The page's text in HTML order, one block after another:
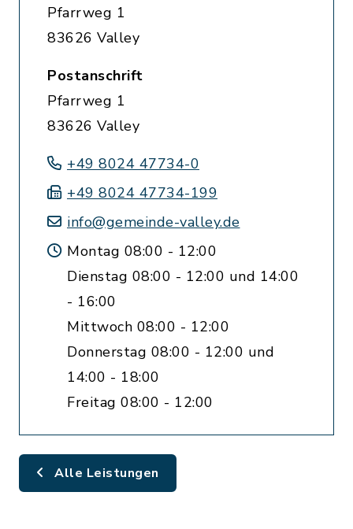
Pfarrweg 1
83626 Valley
Postanschrift
Pfarrweg 1
83626 Valley
+49 8024 47734-0
+49 8024 47734-199
info@gemeinde-valley.de
Montag 08:00 - 12:00
Dienstag 08:00 - 12:00 und 14:00
- 16:00
Mittwoch 08:00 - 12:00
Donnerstag 08:00 - 12:00 und
14:00 - 18:00
Freitag 08:00 - 12:00
Alle Leistungen